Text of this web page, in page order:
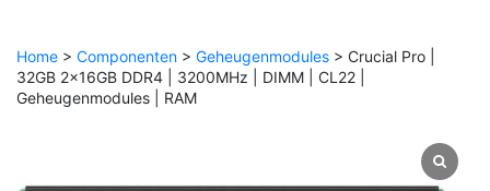
Home > Componenten > Geheugenmodules > Crucial Pro |
32GB 2x16GB DDR4 | 3200MHz | DIMM | CL22 |
Geheugenmodules | RAM